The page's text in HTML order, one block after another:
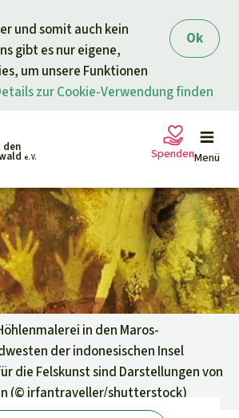
Ok
und somit auch kein
gibt es nur eigene,
um unsere Funktionen
zur Cookie-Verwendung finden
e. V. Menü
rmieren
Erfolge
Themen
Spenden
Spende hilft
Spende
Spendenaufruf
Urkunden
& Antworten
in den Maros-
der indonesischen Insel
die Felskunst sind Darstellungen von
(© irfantraveller/shutterstock)